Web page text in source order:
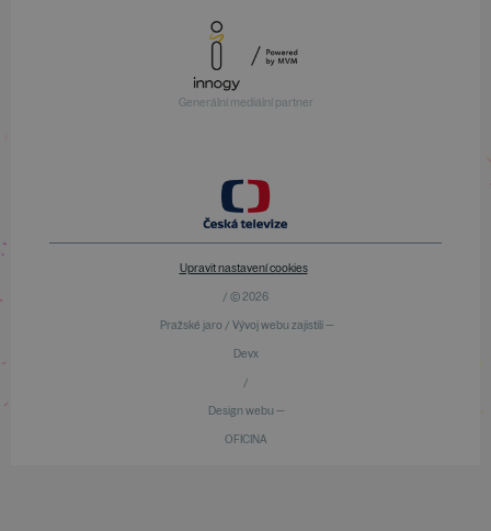
Generální mediální partner
Upravit nastavení cookies
/ © 2026
Pražské jaro / Vývoj webu zajistili —
Devx
/
Design webu —
OFICINA